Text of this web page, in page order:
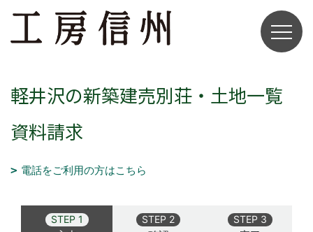
軽井沢の新築建売別荘・土地一覧
資料請求
電話をご利用の方はこちら